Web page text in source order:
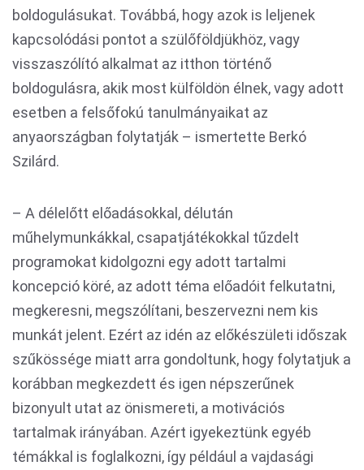
boldogulásukat. Továbbá, hogy azok is leljenek
kapcsolódási pontot a szülőföldjükhöz, vagy
visszaszólító alkalmat az itthon történő
boldogulásra, akik most külföldön élnek, vagy adott
esetben a felsőfokú tanulmányaikat az
anyaországban folytatják – ismertette Berkó
Szilárd.
– A délelőtt előadásokkal, délután
műhelymunkákkal, csapatjátékokkal tűzdelt
programokat kidolgozni egy adott tartalmi
koncepció köré, az adott téma előadóit felkutatni,
megkeresni, megszólítani, beszervezni nem kis
munkát jelent. Ezért az idén az előkészületi időszak
szűkössége miatt arra gondoltunk, hogy folytatjuk a
korábban megkezdett és igen népszerűnek
bizonyult utat az önismereti, a motivációs
tartalmak irányában. Azért igyekeztünk egyéb
témákkal is foglalkozni, így például a vajdasági